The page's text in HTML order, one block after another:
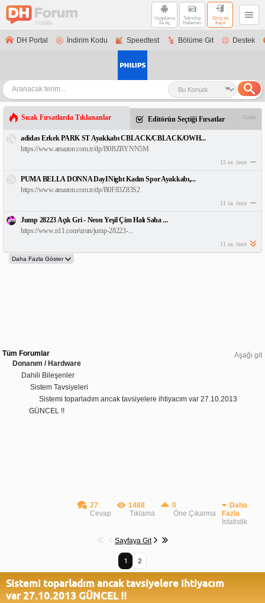
Uygulama
ile Aç
Teknoloji
Haberleri
Giriş ve
Kayıt
DH Portal İndirim Kodu Speedtest Bölüme Git Destek
Sıcak Fırsatlarda Tıklananlar Editörün Seçtiği Fırsatlar Gizle
adidas Erkek PARK ST Ayakkabı CBLACK/CBLACK/OWH...
https://www.amazon.com.tr/dp/B0BZRYNN5M
15 sa. önce
PUMA BELLA DONNA DayINight Kadın Spor Ayakkabı,...
https://www.amazon.com.tr/dp/B0F83Z83S2
11 sa. önce
Jump 28223 Açık Gri - Neon Yeşil Çim Halı Saha ...
https://www.n11.com/urun/jump-28223-...
11 sa. önce
Aşağı git
Tüm Forumlar
Donanım / Hardware
Dahili Bileşenler
Sistem Tavsiyeleri
Sistemi toparladım ancak tavsiyelere ihtiyacım var 27.10.2013
GÜNCEL !!
27
Cevap
1488
Tıklama
0
Öne Çıkarma
Daha
Fazla
İstatistik
Sayfaya Git
1 2
Sistemi toparladım ancak tavsiyelere ihtiyacım
var 27.10.2013 GÜNCEL !!